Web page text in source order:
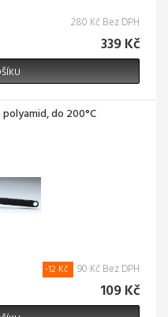
280 Kč Bez DPH
339 Kč
do 200°C
-12 Kč 90 Kč Bez DPH
109 Kč